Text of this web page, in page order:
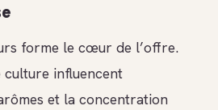
forme le cœur de l’offre.
culture influencent
et la concentration